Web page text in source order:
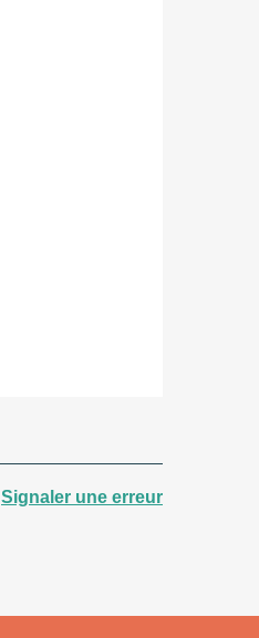
Signaler une erreur